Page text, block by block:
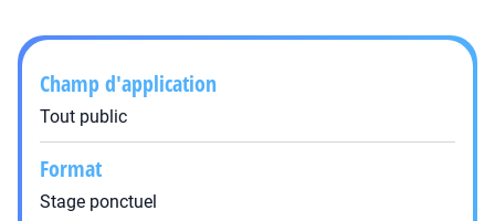
Champ d'application
Tout public
Format
Stage ponctuel